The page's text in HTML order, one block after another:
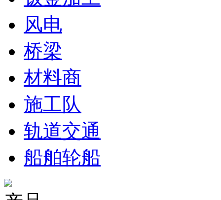
风电
桥梁
材料商
施工队
轨道交通
船舶轮船